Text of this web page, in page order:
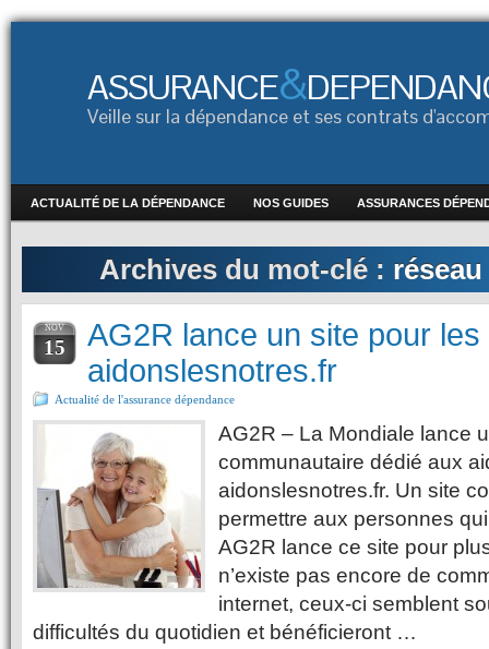
ASSURANCE&
Veille sur la dépendance et ses contrats
ACTUALITÉ DE LA DÉPENDANCE NOS GUIDES ASSURANCES
Archives du mot-clé :
NOV
15
AG2R lance un site pour
aidonslesnotres.fr
Actualité de l'assurance dépendance
AG2R – La Mondiale lance
communautaire dédié aux
aidonslesnotres.fr. Un site
permettre aux personnes
AG2R lance ce site pour
n’existe pas encore de
internet, ceux-ci semblent
difficultés du quotidien et bénéficieront …